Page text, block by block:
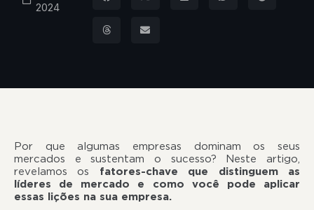
2024
Por que algumas empresas dominam os seus
mercados e sustentam o sucesso? Neste artigo,
revelamos os fatores-chave que distinguem as
líderes de mercado e como você pode aplicar
essas lições na sua empresa.